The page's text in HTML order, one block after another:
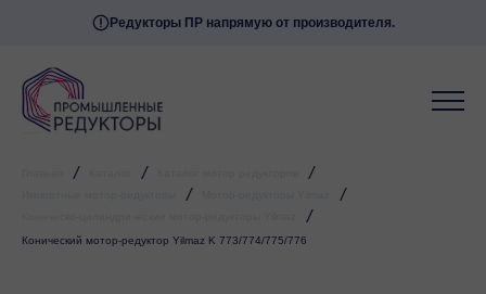
Редукторы ПР напрямую от производителя.
/ / /
/ /
/
Конический мотор-редуктор Yilmaz K 773/774/775/776